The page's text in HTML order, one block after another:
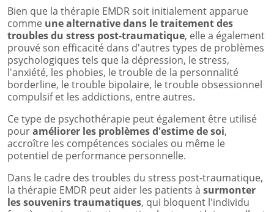
Bien que la thérapie EMDR soit initialement apparue
comme une alternative dans le traitement des
troubles du stress post-traumatique, elle a également
prouvé son efficacité dans d'autres types de problèmes
psychologiques tels que la dépression, le stress,
l'anxiété, les phobies, le trouble de la personnalité
borderline, le trouble bipolaire, le trouble obsessionnel
compulsif et les addictions, entre autres.
Ce type de psychothérapie peut également être utilisé
pouraméliorer les problèmes d'estime de soi,
accroître les compétences sociales ou même le
potentiel de performance personnelle.
Dans le cadre des troubles du stress post-traumatique,
la thérapie EMDR peut aider les patients à surmonter
les souvenirs traumatiques, qui bloquent l'individu